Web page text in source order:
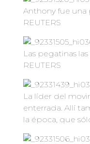
Anthony fue una
REUTERS
Las pegatinas
REUTERS
La líder del
enterrada. Allí
la época, que